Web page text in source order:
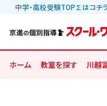
中学・高校受験TOP∑はコチ
ホーム 教室を探す 川越